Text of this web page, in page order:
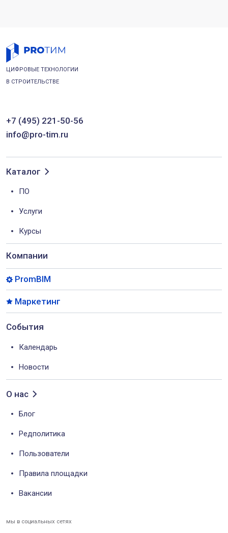
ЦИФРОВЫЕ ТЕХНОЛОГИИ
В СТРОИТЕЛЬСТВЕ
+7 (495) 221-50-56
info@pro-tim.ru
Каталог
ПО
Услуги
Курсы
Компании
PromBIM
Маркетинг
События
Календарь
Новости
О нас
Блог
Редполитика
Пользователи
Правила площадки
Вакансии
мы в социальных сетях